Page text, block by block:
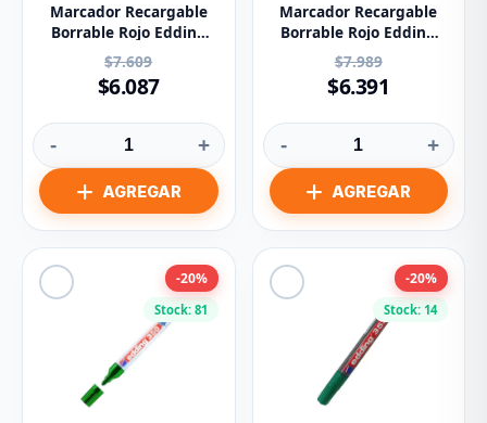
Marcador Recargable
Borrable Rojo Edding
Ref 350
$7.609
$6.087
- +
Marcador Recargable
Borrable Rojo Edding
Ref 353
$7.989
$6.391
- +
Stock: 81
-20%
Stock: 14
-20%